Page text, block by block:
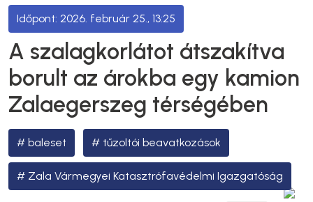
2026. február 25., 13:25
A szalagkorlátot átszakítva
borult az árokba egy kamion
Zalaegerszeg térségében
baleset tűzoltói beavatkozások
Zala Vármegyei Katasztrófavédelmi Igazgatóság